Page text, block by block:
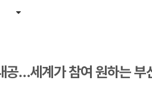
…세계가 참여 원하는 부